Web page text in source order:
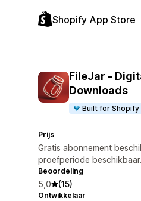
Shopify App Store
FileJar ‑
Downloads
Built for Shopify
Prijs
Gratis abonnement
proefperiode beschikbaar.
Beoordeling
5,0 (15)
Ontwikkelaar